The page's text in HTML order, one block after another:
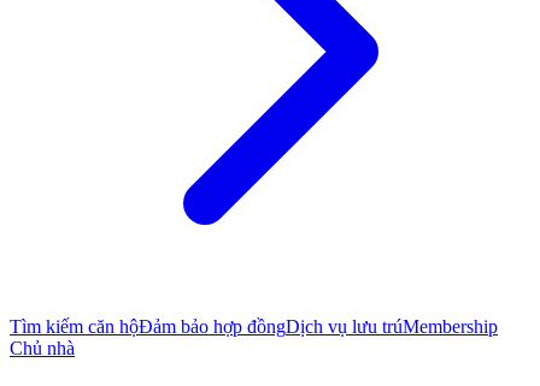
Tìm kiếm căn hộĐảm bảo hợp đồngDịch vụ lưu trúMembership
Chủ nhà